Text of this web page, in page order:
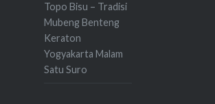
Topo Bisu – Tradisi
Mubeng Benteng
Keraton
Yogyakarta Malam
Satu Suro